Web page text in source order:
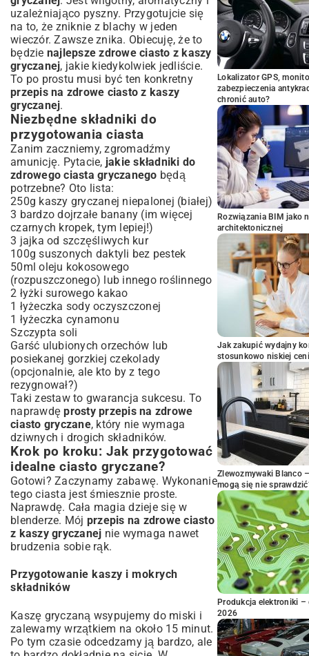
uzależniająco pyszny. Przygotujcie się
na to, że zniknie z blachy w jeden
wieczór. Zawsze znika. Obiecuję, że to
będzie najlepsze zdrowe ciasto z kaszy
gryczanej, jakie kiedykolwiek jedliście.
To po prostu musi być ten konkretny
przepis na zdrowe ciasto z kaszy
gryczanej.
Niezbędne składniki do
przygotowania ciasta
Zanim zaczniemy, zgromadźmy
amunicję. Pytacie, jakie składniki do
zdrowego ciasta gryczanego będą
potrzebne? Oto lista:
250g kaszy gryczanej niepalonej (białej)
3 bardzo dojrzałe banany (im więcej
czarnych kropek, tym lepiej!)
3 jajka od szczęśliwych kur
100g suszonych daktyli bez pestek
50ml oleju kokosowego
(rozpuszczonego) lub innego roślinnego
2 łyżki surowego kakao
1 łyżeczka sody oczyszczonej
1 łyżeczka cynamonu
Szczypta soli
Garść ulubionych orzechów lub
posiekanej gorzkiej czekolady
(opcjonalnie, ale kto by z tego
rezygnował?)
Taki zestaw to gwarancja sukcesu. To
naprawdęprosty przepis na zdrowe
ciasto gryczane, który nie wymaga
dziwnych i drogich składników.
Krok po kroku: Jak przygotować
idealne ciasto gryczane?
Gotowi? Zaczynamy zabawę. Wykonanie
tego ciasta jest śmiesznie proste.
Naprawdę. Cała magia dzieje się w
blenderze. Mój przepis na zdrowe ciasto
z kaszy gryczanej nie wymaga nawet
brudzenia sobie rąk.
Przygotowanie kaszy i mokrych
składników
Kaszę gryczaną wsypujemy do miski i
zalewamy wrzątkiem na około 15 minut.
Po tym czasie odcedzamy ją bardzo, ale
Lokalizator GPS,
zabezpieczenia
chronić auto?
Rozwiązania BIM jako
architektonicznej
Jak zakupić wydajny
stosunkowo niskiej
Zlewozmywaki Blanco
mogą się nie
Produkcja elektroniki –
2026